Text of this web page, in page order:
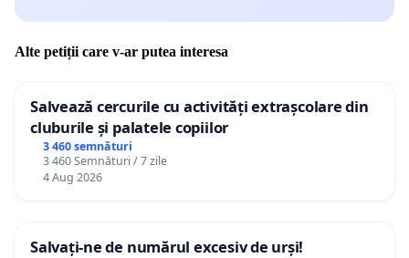
Alte petiții care v-ar putea interesa
Salvează cercurile cu activități extrașcolare din
cluburile și palatele copiilor
3 460 semnături
3 460 Semnături / 7 zile
4 Aug 2026
Salvați-ne de numărul excesiv de urși!